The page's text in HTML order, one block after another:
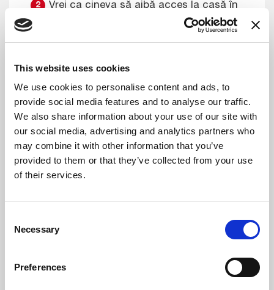
This website uses cookies
We use cookies to personalise content and ads, to
provide social media features and to analyse our traffic.
We also share information about your use of our site with
our social media, advertising and analytics partners who
may combine it with other information that you’ve
provided to them or that they’ve collected from your use
of their services.
Selection
Necessary
Preferences
Vrei ca cineva să aibă acces la casă în
absența ta? Îi poți da propria
Aveti o familie mare? Puteți face o
GĂSIȚI CEL MAI APROPIAT
MAGAZIN